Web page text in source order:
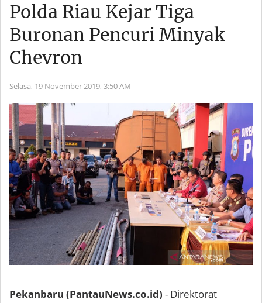
Polda Riau Kejar Tiga
Buronan Pencuri Minyak
Chevron
Selasa, 19 November 2019, 3:50 AM
Pekanbaru (PantauNews.co.id) - Direktorat